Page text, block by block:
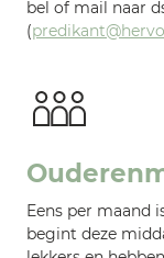
bel of mail naar
(
Eens per maand
begint deze